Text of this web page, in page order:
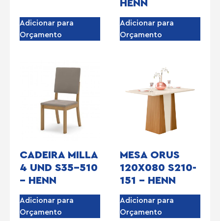
Adicionar para
Orçamento
HENN
Adicionar para
Orçamento
CADEIRA MILLA
4 UND S35-510
– HENN
Adicionar para
Orçamento
MESA ORUS
120X080 S210-
151 – HENN
Adicionar para
Orçamento